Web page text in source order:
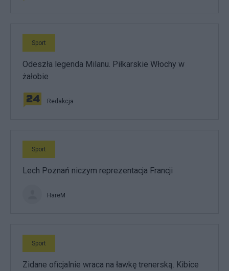
Sport
Odeszła legenda Milanu. Piłkarskie Włochy w
żałobie
Redakcja
Sport
Lech Poznań niczym reprezentacja Francji
HareM
Sport
Zidane oficjalnie wraca na ławkę trenerską. Kibice